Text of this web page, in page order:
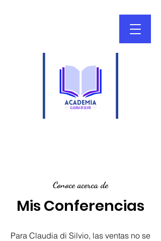
Conoce acerca de
Mis Conferencias
Para Claudia di Silvio, las ventas no se